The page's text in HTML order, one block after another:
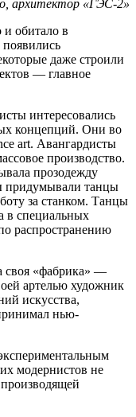
архитектор «ГЭС-2»
и обитало в
даже строили
— главное
интересовались
концепций. Они во
art. Авангардисты
производство.
прозодежду
придумывали танцы
за станком. Танцы
в специальных
распространению
своя «фабрика» —
артелью художник
искусства,
нью-
модернистов не